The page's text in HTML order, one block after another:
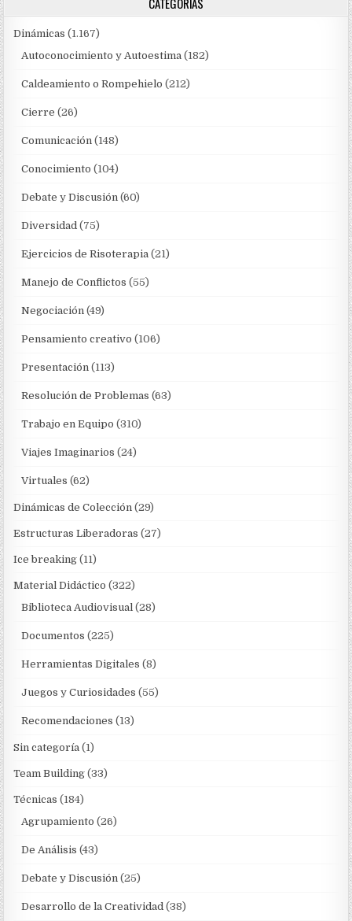
Dinámicas (1.167)
Autoconocimiento y Autoestima (182)
Caldeamiento o Rompehielo (212)
Cierre (26)
Comunicación (148)
Conocimiento (104)
Debate y Discusión (60)
Diversidad (75)
Ejercicios de Risoterapia (21)
Manejo de Conflictos (55)
Negociación (49)
Pensamiento creativo (106)
Presentación (113)
Resolución de Problemas (63)
Trabajo en Equipo (310)
Viajes Imaginarios (24)
Virtuales (62)
Dinámicas de Colección (29)
Estructuras Liberadoras (27)
Ice breaking (11)
Material Didáctico (322)
Biblioteca Audiovisual (28)
Documentos (225)
Herramientas Digitales (8)
Juegos y Curiosidades (55)
Recomendaciones (13)
Sin categoría (1)
Team Building (33)
Técnicas (184)
Agrupamiento (26)
De Análisis (43)
Debate y Discusión (25)
Desarrollo de la Creatividad (38)